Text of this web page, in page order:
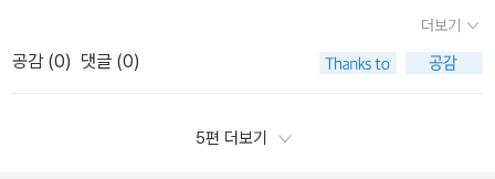
아진다.오래 사는 것만큼 중요한 것은 건강하게 사는 것이다.건강한
업이 있을 때만 헬스클럽에 가면운동에 대한 습관이 형성되지 않는
지' 등 나와는 다른 세상에서 사는 사람이야기라는 생각에 나도 모르
게 살짝 벽을 두고 읽고 있었다. 그런데 제3장을 읽으면서 그녀가 소
개하는 생활 속 간단 운동, 운동 루틴을 쉽게 만드는 방법, 스낵운동,
수 있겠다는 생각에 나도 모르게 점점 빠져들고 있었다. 나도 여성전
들도 있을 것 같아요.그 해답을 책을 통해 알게 되었습니다.p233 운
동을 습관으로 만드는 법운동 주기는 어느 정도가 좋을까.운동을 하
도 알게 되었네요.직장인들에게 체력은 정말 중요하지요.재미있게 읽
겪은체력 단련 에피소드들이불킥!스낵운동!나노운동!나만의 운동 트
리거!그녀가 전하는 체력 키우기 꿀팁들.새해를 맞아 운동 부심 뿜뿜
하게 해 주는 책! 술술 읽혀요^^
더보기
공감 (0) 댓글 (0)
5편 더보기